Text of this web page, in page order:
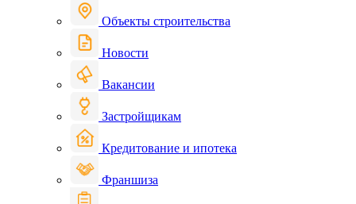
Объекты строительства
Новости
Вакансии
Застройщикам
Кредитование и ипотека
Франшиза